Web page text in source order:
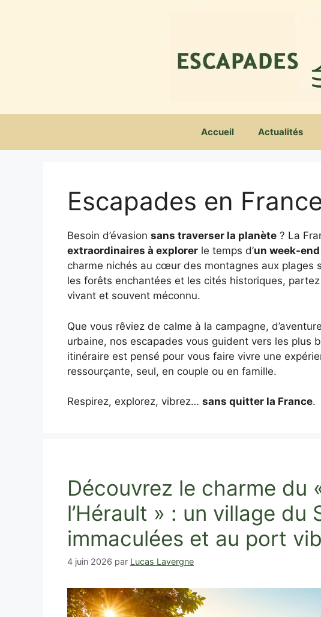
Accueil Actualités
Escapades en
Besoin d’évasion sans traverser la planète ? La
extraordinaires à explorer le temps d’un week-end
charme nichés au cœur des montagnes aux plages
les forêts enchantées et les cités historiques,
vivant et souvent méconnu.
Que vous rêviez de calme à la campagne,
urbaine, nos escapades vous guident vers les plus
itinéraire est pensé pour vous faire vivre une
ressourçante, seul, en couple ou en famille.
Respirez, explorez, vibrez… sans quitter la France.
Découvrez le charme du
l’Hérault » : un village du
immaculées et au port
4 juin 2026 par Lucas Lavergne